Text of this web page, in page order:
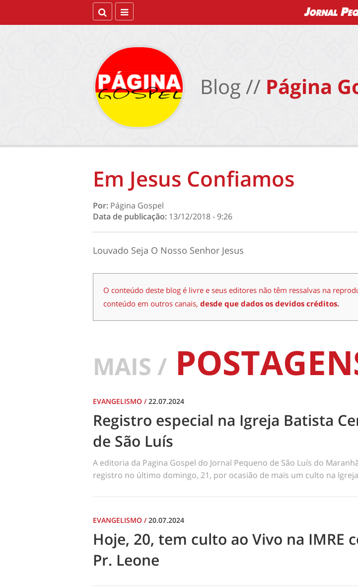
Blog // Página
Em Jesus Confiamos
Por: Página Gospel
Data de publicação: 13/12/2018 - 9:26
Louvado Seja O Nosso Senhor Jesus
O conteúdo deste blog é livre e seus editores não têm ressalvas na
conteúdo em outros canais, desde que dados os devidos créditos.
MAIS /
EVANGELISMO /22.07.2024
Registro especial na Igreja Batista
de São Luís
A editoria da Pagina Gospel do Jornal Pequeno de São Luís do
registro no último domingo, 21, por ocasião de mais um culto na
EVANGELISMO /20.07.2024
Hoje, 20, tem culto ao Vivo na IMRE
Pr. Leone